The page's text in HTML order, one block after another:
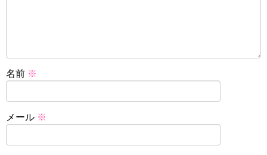
名前 ※
メール ※